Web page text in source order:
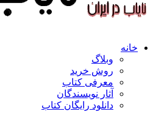
خانه
وبلاگ
روش خرید
معرفی کتاب
آثار نویسندگان
دانلود رایگان کتاب